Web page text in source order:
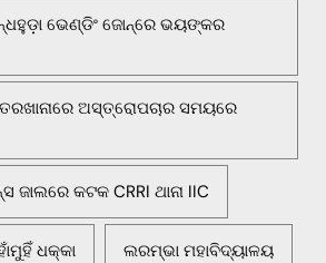
ଭେଣ୍ଡିଂ ଜୋନ୍‌ରେ ଭୟଙ୍କର
ଅସ୍ତ୍ରୋପଚାର ସମୟରେ
ଜାଲରେ କଟକ CRRI ଥାନା IIC
ଧକ୍କା ଲରମ୍ଭା ମହାବିଦ୍ୟାଳୟ